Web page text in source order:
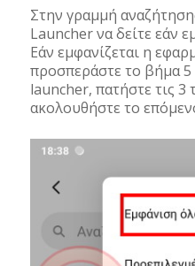
Στην γραμμή
Launcher να δείτε εάν
Εάν εμφανίζεται η
προσπεράστε το βήμα
launcher, πατήστε τις 3
ακολουθήστε το